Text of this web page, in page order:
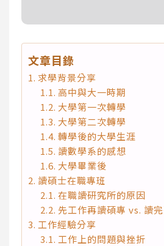
文章目錄
求學背景分享
高中與大一時期
大學第一次轉學
大學第二次轉學
轉學後的大學生涯
讀數學系的感想
大學畢業後
讀碩士在職專班
在職讀研究所的原因
先工作再讀碩專 vs. 讀
工作經驗分享
工作上的問題與挫折